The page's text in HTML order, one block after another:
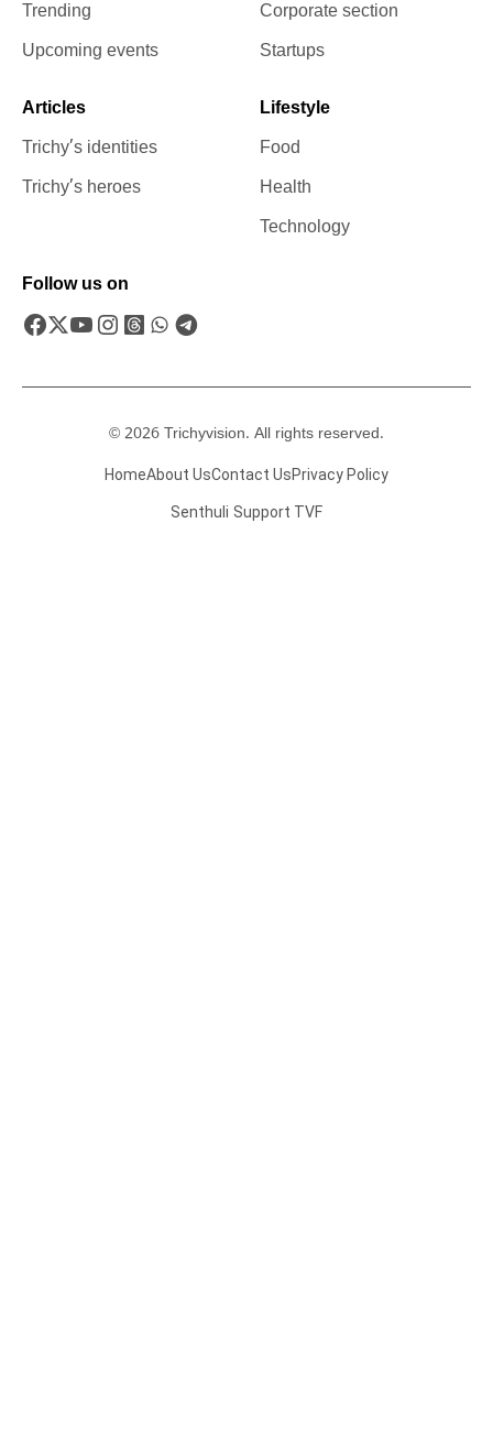
Trending
Upcoming events
Corporate section
Startups
Articles
Trichy’s identities
Trichy’s heroes
Lifestyle
Food
Health
Technology
Follow us on
© 2026 Trichyvision. All rights reserved.
HomeAbout UsContact UsPrivacy Policy
Senthuli Support TVF